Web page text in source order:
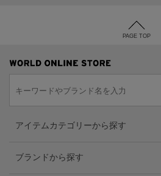
PAGE TOP
アイテムカテゴリーから探す
ブランドから探す